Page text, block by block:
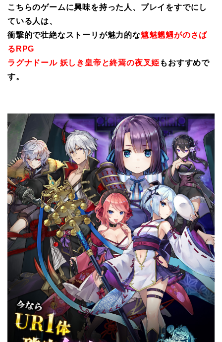
こちらのゲームに興味を持った人、プレイをすでにし
ている人は、
衝撃的で壮絶なストーリが魅力的な魑魅魍魎がのさば
るRPG
ラグナドール 妖しき皇帝と終焉の夜叉姫 もおすすめで
す。